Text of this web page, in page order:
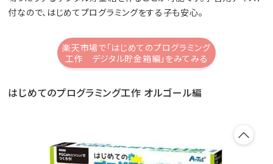
付なので、はじめてプログラミングをする子も安心。
楽天市場で「はじめてのプログラミング
工作 デジタル貯金箱編」をみてみる
はじめてのプログラミング工作 オルゴール編